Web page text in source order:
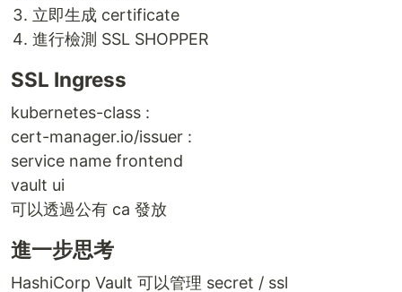
立即生成 certificate
進行檢測 SSL SHOPPER
SSL Ingress
kubernetes-class :
cert-manager.io/issuer :
service name frontend
vault ui
可以透過公有 ca 發放
進一步思考
HashiCorp Vault 可以管理 secret / ssl